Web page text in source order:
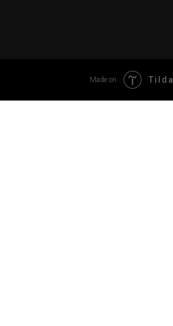
Made on Tilda